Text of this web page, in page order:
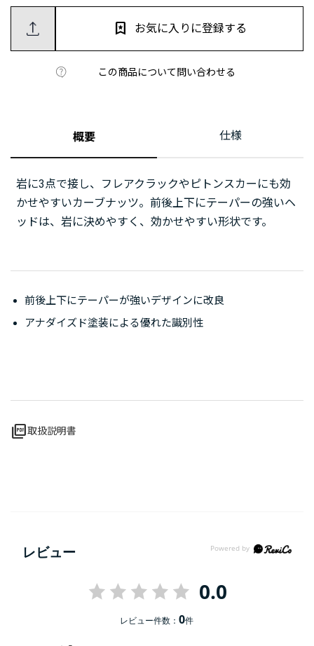
この商品について問い合わせる
お気に入りに登録する
概要 仕様
岩に3点で接し、フレアクラックやピトンスカーにも効
かせやすいカーブナッツ。前後上下にテーパーの強いヘ
ッドは、岩に決めやすく、効かせやすい形状です。
前後上下にテーパーが強いデザインに改良
アナダイズド塗装による優れた識別性
picture_as_pdf取扱説明書
レビュー
0.0
レビュー件数：0件